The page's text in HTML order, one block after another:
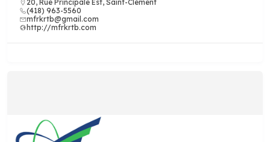
20, Rue Principale Est, Saint-Clément
(418) 963-5560
mfrkrtb@gmail.com
http://mfrkrtb.com